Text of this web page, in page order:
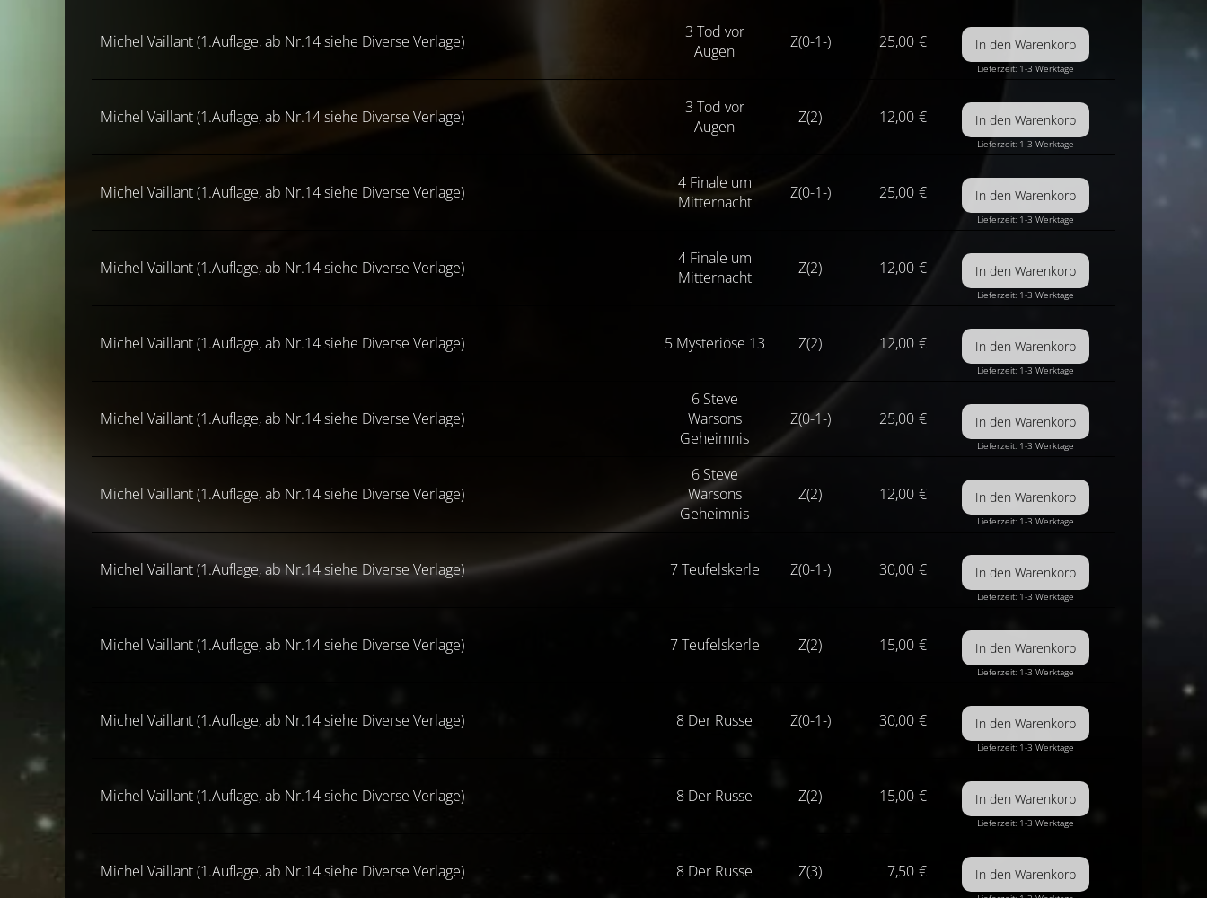
Michel Vaillant (1.Auflage, ab Nr.14 siehe Diverse Verlage)
3 Tod vor
Augen
Z(0-1-) 25,00 €
Lieferzeit: 1-3 Werktage
Michel Vaillant (1.Auflage, ab Nr.14 siehe Diverse Verlage)
3 Tod vor
Augen
Z(2) 12,00 €
Lieferzeit: 1-3 Werktage
Michel Vaillant (1.Auflage, ab Nr.14 siehe Diverse Verlage)
4 Finale um
Mitternacht
Z(0-1-) 25,00 €
Lieferzeit: 1-3 Werktage
Michel Vaillant (1.Auflage, ab Nr.14 siehe Diverse Verlage)
4 Finale um
Mitternacht
Z(2) 12,00 €
Lieferzeit: 1-3 Werktage
Michel Vaillant (1.Auflage, ab Nr.14 siehe Diverse Verlage) 5 Mysteriöse 13 Z(2) 12,00 €
Lieferzeit: 1-3 Werktage
Michel Vaillant (1.Auflage, ab Nr.14 siehe Diverse Verlage)
6 Steve
Warsons
Geheimnis
Z(0-1-) 25,00 €
Lieferzeit: 1-3 Werktage
Michel Vaillant (1.Auflage, ab Nr.14 siehe Diverse Verlage)
6 Steve
Warsons
Geheimnis
Z(2) 12,00 €
Lieferzeit: 1-3 Werktage
Michel Vaillant (1.Auflage, ab Nr.14 siehe Diverse Verlage) 7 Teufelskerle Z(0-1-) 30,00 €
Lieferzeit: 1-3 Werktage
Michel Vaillant (1.Auflage, ab Nr.14 siehe Diverse Verlage) 7 Teufelskerle Z(2) 15,00 €
Lieferzeit: 1-3 Werktage
Michel Vaillant (1.Auflage, ab Nr.14 siehe Diverse Verlage) 8 Der Russe Z(0-1-) 30,00 €
Lieferzeit: 1-3 Werktage
Michel Vaillant (1.Auflage, ab Nr.14 siehe Diverse Verlage) 8 Der Russe Z(2) 15,00 €
Lieferzeit: 1-3 Werktage
Michel Vaillant (1.Auflage, ab Nr.14 siehe Diverse Verlage) 8 Der Russe Z(3) 7,50 €